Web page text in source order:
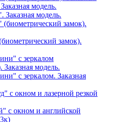
модель.
Заказная модель.
(биометрический замок).
замок).
с зеркалом
модель.
с зеркалом. Заказная
с окном и лазерной резкой
с окном и английской